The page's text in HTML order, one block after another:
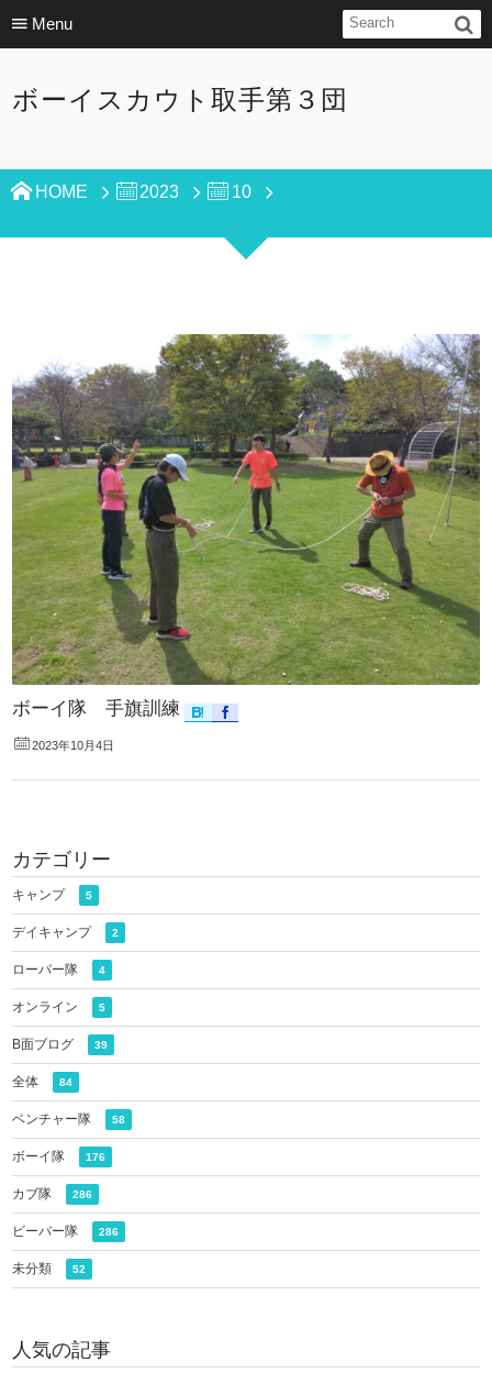
Menu
ボーイスカウト取手第３団
HOME 2023 10
ボーイ隊 手旗訓練
2023年10月4日
カテゴリー
キャンプ 5
デイキャンプ 2
ローバー隊 4
オンライン 5
B面ブログ 39
全体 84
ベンチャー隊 58
ボーイ隊 176
カブ隊 286
ビーバー隊 286
未分類 52
人気の記事